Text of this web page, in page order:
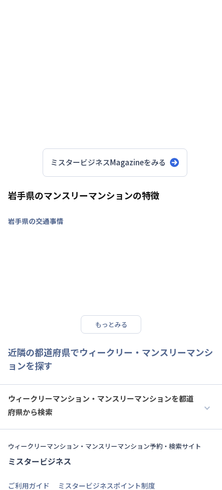
ミスタービジネスMagazineをみる
岩手県のマンスリーマンションの特徴
岩手県の交通事情
もっとみる
近隣の都道府県でウィークリー・マンスリーマンシ
ョンを探す
ウィークリーマンション・マンスリーマンションを都道
府県から検索
ウィークリーマンション・マンスリーマンション予約・検索サイト
ミスタービジネス
ご利用ガイド ミスタービジネスポイント制度